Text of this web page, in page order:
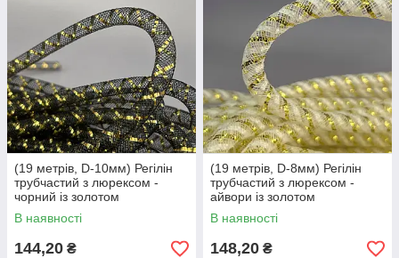
(19 метрів, D-10мм) Регілін
трубчастий з люрексом -
чорний із золотом
В наявності
144,20 ₴
(19 метрів, D-8мм) Регілін
трубчастий з люрексом -
айвори із золотом
В наявності
148,20 ₴